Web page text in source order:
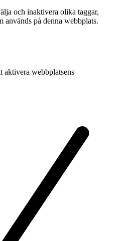
och inaktivera olika taggar,
används på denna webbplats.
aktivera webbplatsens